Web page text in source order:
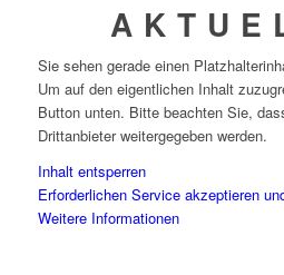
A K T U E
Sie sehen gerade einen
Um auf den eigentlichen Inhalt
Button unten. Bitte beachten Sie,
Drittanbieter weitergegeben werden.
Inhalt entsperren
Erforderlichen Service akzeptieren
Weitere Informationen